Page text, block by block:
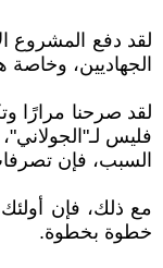
لقد دفع المشروع
الجهاديين، وخاصة
لقد صرحنا مرارًا
فليس
السبب، فإن
مع ذلك، فإن أولئك
خطوة بخطوة.